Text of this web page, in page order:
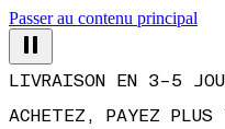
Passer au contenu principal
LIVRAISON EN 3–5
ACHETEZ, PAYEZ PLUS